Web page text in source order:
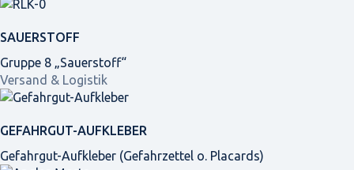
SAUERSTOFF
Gruppe 8 „Sauerstoff“
Versand & Logistik
GEFAHRGUT-AUFKLEBER
Gefahrgut-Aufkleber (Gefahrzettel o. Placards)